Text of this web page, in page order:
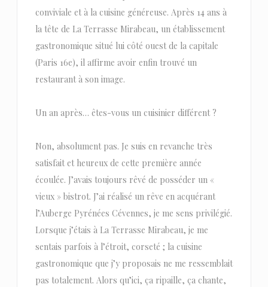
conviviale et à la cuisine généreuse. Après 14 ans à
la tête de La Terrasse Mirabeau, un établissement
gastronomique situé lui côté ouest de la capitale
(Paris 16e), il affirme avoir enfin trouvé un
restaurant à son image.
Un an après… êtes-vous un cuisinier différent ?
Non, absolument pas. Je suis en revanche très
satisfait et heureux de cette première année
écoulée. J’avais toujours rêvé de posséder un «
vieux » bistrot. J’ai réalisé un rêve en acquérant
l’Auberge Pyrénées Cévennes, je me sens privilégié.
Lorsque j’étais à La Terrasse Mirabeau, je me
sentais parfois à l’étroit, corseté ; la cuisine
gastronomique que j’y proposais ne me ressemblait
pas totalement. Alors qu’ici, ça ripaille, ça chante,